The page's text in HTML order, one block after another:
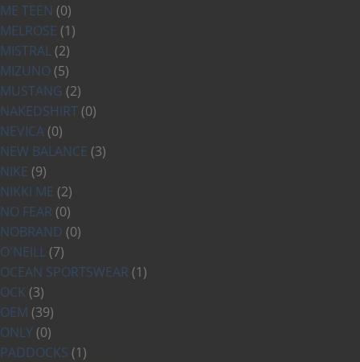
ME TEEN (0)
MELROSE (1)
MISTRAL (2)
MIZUNO (5)
MUSTANG (2)
NAKEDSHIRT (0)
NEVICA (0)
NEW BALANCE (3)
NIKE (9)
NIKKI ME (2)
NO FEAR (0)
NOBRAND (0)
O'NEILL (7)
OCEAN SPORTSWEAR (1)
OCK (3)
OEM (39)
ONLY (0)
PADDOCKS (1)